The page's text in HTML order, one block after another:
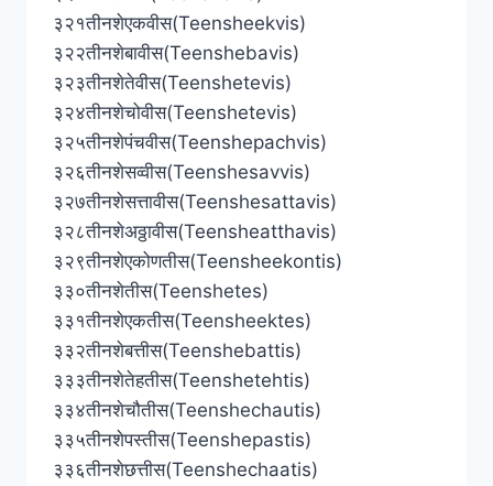
३२१तीनशेएकवीस(Teensheekvis)
३२२तीनशेबावीस(Teenshebavis)
३२३तीनशेतेवीस(Teenshetevis)
३२४तीनशेचोवीस(Teenshetevis)
३२५तीनशेपंचवीस(Teenshepachvis)
३२६तीनशेसव्वीस(Teenshesavvis)
३२७तीनशेसत्तावीस(Teenshesattavis)
३२८तीनशेअठ्ठावीस(Teensheatthavis)
३२९तीनशेएकोणतीस(Teensheekontis)
३३०तीनशेतीस(Teenshetes)
३३१तीनशेएकतीस(Teensheektes)
३३२तीनशेबत्तीस(Teenshebattis)
३३३तीनशेतेहतीस(Teenshetehtis)
३३४तीनशेचौतीस(Teenshechautis)
३३५तीनशेपस्तीस(Teenshepastis)
३३६तीनशेछत्तीस(Teenshechaatis)